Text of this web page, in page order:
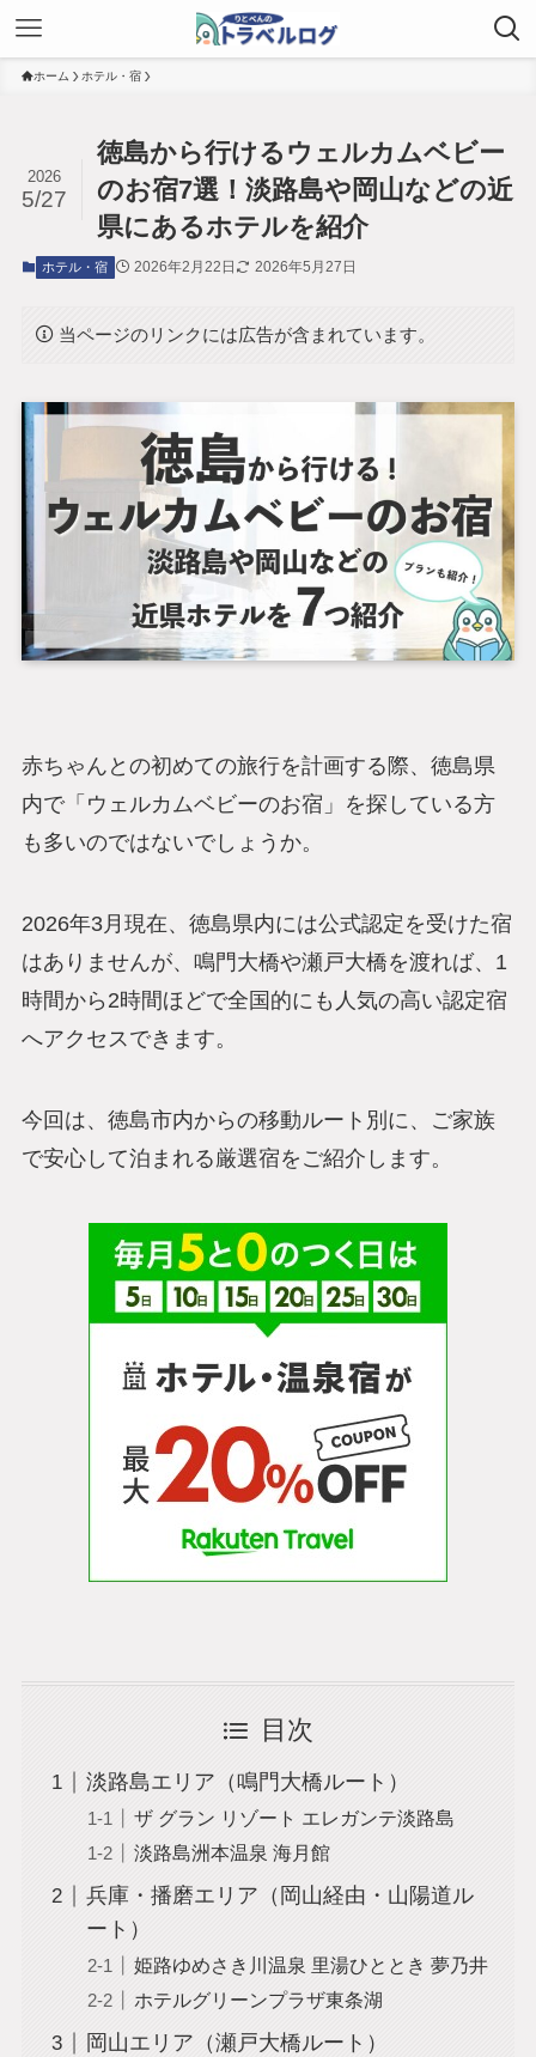
ホーム ホテル・宿
徳島から行けるウェルカムベビー
のお宿7選！淡路島や岡山などの近
県にあるホテルを紹介
2026
5/27
ホテル・宿 2026年2月22日 2026年5月27日
当ページのリンクには広告が含まれています。
赤ちゃんとの初めての旅行を計画する際、徳島県
内で「ウェルカムベビーのお宿」を探している方
も多いのではないでしょうか。
2026年3月現在、徳島県内には公式認定を受けた宿
はありませんが、鳴門大橋や瀬戸大橋を渡れば、1
時間から2時間ほどで全国的にも人気の高い認定宿
へアクセスできます。
今回は、徳島市内からの移動ルート別に、ご家族
で安心して泊まれる厳選宿をご紹介します。
目次
淡路島エリア（鳴門大橋ルート）
ザ グラン リゾート エレガンテ淡路島
淡路島洲本温泉 海月館
兵庫・播磨エリア（岡山経由・山陽道ル
ート）
姫路ゆめさき川温泉 里湯ひととき 夢乃井
ホテルグリーンプラザ東条湖
岡山エリア（瀬戸大橋ルート）